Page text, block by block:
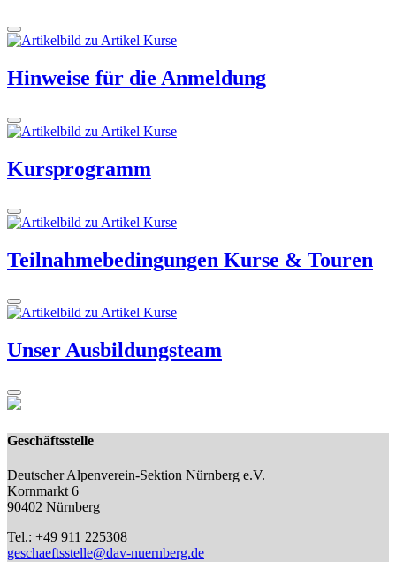
Hinweise für die Anmeldung
Kursprogramm
Teilnahmebedingungen Kurse & Touren
Unser Ausbildungsteam
Geschäftsstelle
Deutscher Alpenverein-Sektion Nürnberg e.V.
Kornmarkt 6
90402 Nürnberg
Tel.: +49 911 225308
geschaeftsstelle@dav-nuernberg.de